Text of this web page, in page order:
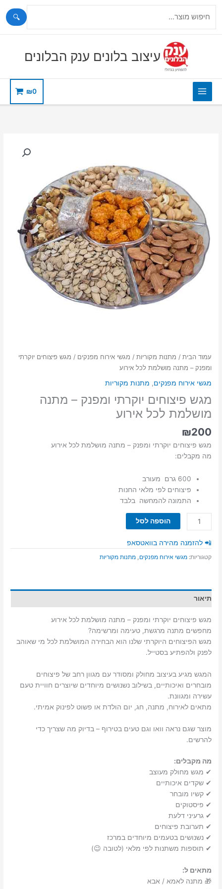
🔍
עיצוב בלונים ענק הבלונים
₪0
עמוד הבית / מתנות מקוריות / מגשי אירוח מפנקים / מגש פיצוחים יוקרתי
ומפנק – מתנה מושלמת לכל אירוע
מגשי אירוח מפנקים, מתנות מקוריות
מגש פיצוחים יוקרתי ומפנק – מתנה
מושלמת לכל אירוע
₪200
מגש פיצוחים יוקרתי ומפנק – מתנה מושלמת לכל אירוע
מה מקבלים:
600 גרם מעורב
פיצוחים לפי מלאי החנות
התמונה להמחשה בלבד
כמות
של
מגש
פיצוחים
יוקרתי
הוספה לסל
📲 להזמנה מהירה בוואטסאפ
קטגוריות:מגשי אירוח מפנקים ,מתנות מקוריות
תיאור
מגש פיצוחים יוקרתי ומפנק – מתנה מושלמת לכל אירוע
מחפשים מתנה מרגשת, טעימה ומרשימה?
מגש הפיצוחים היוקרתי שלנו הוא הבחירה המושלמת לכל מי שאוהב
לפנק ולהפתיע בסטייל.
המגש מגיע בעיצוב מחולק ומסודר עם מגוון רחב של פיצוחים
מובחרים ואיכותיים, בשילוב נשנושים מיוחדים שיוצרים חוויית טעם
עשירה ומגוונת.
מתאים לאירוח, מתנה, חג, יום הולדת או פשוט לפינוק אמיתי.
מוצר שגם נראה וואו וגם טעים בטירוף – בדיוק מה שצריך כדי
להרשים.
מה מקבלים:
✔ מגש מחולק מעוצב
✔ שקדים איכותיים
✔ קשיו מובחר
✔ פיסטוקים
✔ גרעיני דלעת
✔ תערובת פיצוחים
✔ נשנושים בטעמים מיוחדים במרכז
✔ תוספות משתנות לפי מלאי (לטובה 😉)
מתאים ל:
🎁 מתנה לאמא / אבא